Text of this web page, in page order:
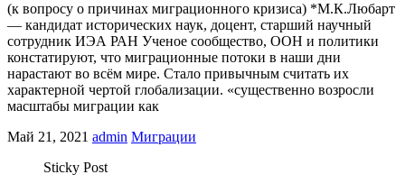
(к вопросу о причинах миграционного кризиса) *М.К.Любарт
— кандидат исторических наук, доцент, старший научный
сотрудник ИЭА РАН Ученое сообщество, ООН и политики
констатируют, что миграционные потоки в наши дни
нарастают во всём мире. Стало привычным считать их
характерной чертой глобализации. «существенно возросли
масштабы миграции как
Май 21, 2021 admin Миграции
Sticky Post